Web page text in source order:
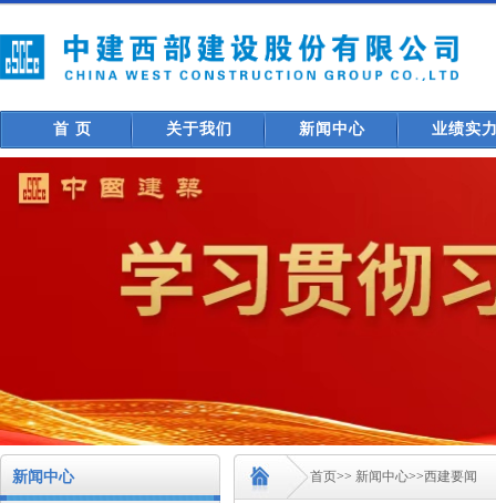
首 页 关于我们 新闻中心 业绩实
新闻中心 首页>> 新闻中心>>西建要闻